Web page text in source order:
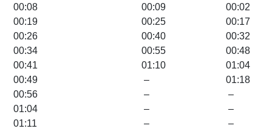
00:08
00:09
00:02
00:19
00:25
00:17
00:26
00:40
00:32
00:34
00:55
00:48
00:41
01:10
01:04
00:49
–
01:18
00:56
–
–
01:04
–
–
01:11
– –